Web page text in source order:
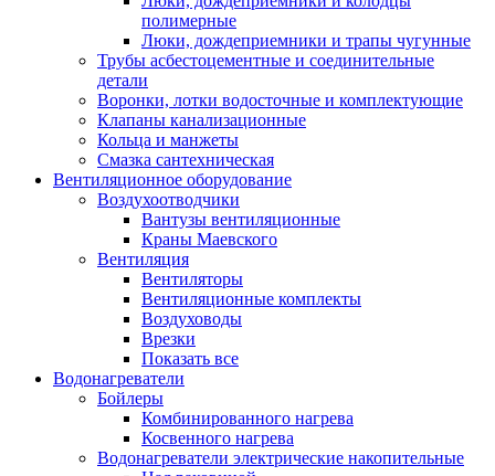
полимерные
Люки, дождеприемники и трапы чугунные
Трубы асбестоцементные и соединительные
детали
Воронки, лотки водосточные и комплектующие
Клапаны канализационные
Кольца и манжеты
Смазка сантехническая
Вентиляционное оборудование
Воздухоотводчики
Вантузы вентиляционные
Краны Маевского
Вентиляция
Вентиляторы
Вентиляционные комплекты
Воздуховоды
Врезки
Показать все
Водонагреватели
Бойлеры
Комбинированного нагрева
Косвенного нагрева
Водонагреватели электрические накопительные